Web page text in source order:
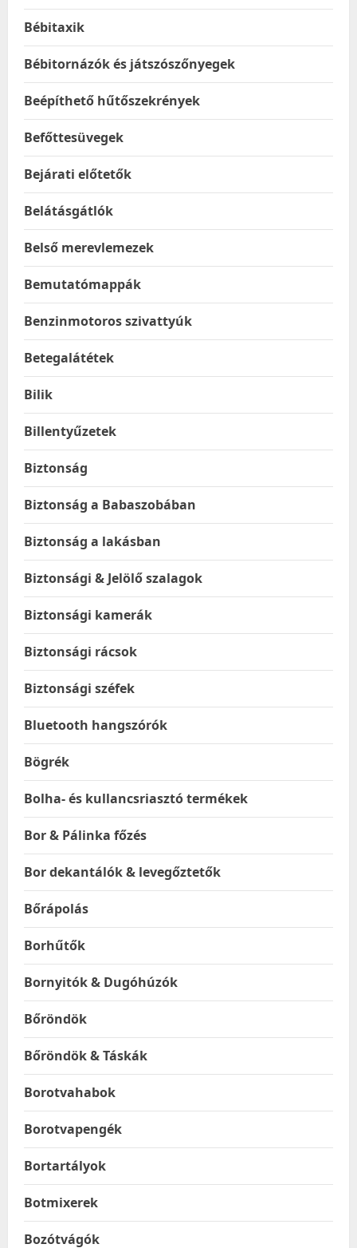
Bébitaxik
Bébitornázók és játszószőnyegek
Beépíthető hűtőszekrények
Befőttesüvegek
Bejárati előtetők
Belátásgátlók
Belső merevlemezek
Bemutatómappák
Benzinmotoros szivattyúk
Betegalátétek
Bilik
Billentyűzetek
Biztonság
Biztonság a Babaszobában
Biztonság a lakásban
Biztonsági & Jelölő szalagok
Biztonsági kamerák
Biztonsági rácsok
Biztonsági széfek
Bluetooth hangszórók
Bögrék
Bolha- és kullancsriasztó termékek
Bor & Pálinka főzés
Bor dekantálók & levegőztetők
Bőrápolás
Borhűtők
Bornyitók & Dugóhúzók
Bőröndök
Bőröndök & Táskák
Borotvahabok
Borotvapengék
Bortartályok
Botmixerek
Bozótvágók